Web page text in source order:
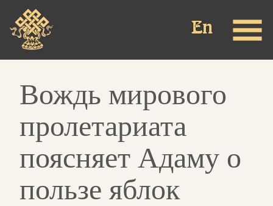
основному
содержанию
Вождь мирового
пролетариата
поясняет Адаму о
пользе яблок